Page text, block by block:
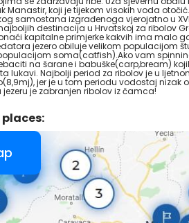
Manastir, koji je tijekom visokih voda
samostana izgrađenoga vjerojatno u
destinacija u Hrvatskoj za ribolov
kapitalne primjerke kakvih ima malo
jezero obiluje velikom populacijom
soma(catfish).Ako vam
na šarane i babuške(carp,bream)
lukavi. Najbolji period za ribolov je u
jer je u tom periodu vodostaj nizak
jezeru je zabranjen ribolov iz čamca!
Autocamp Mlaska
Wasi Makarska
Croatia